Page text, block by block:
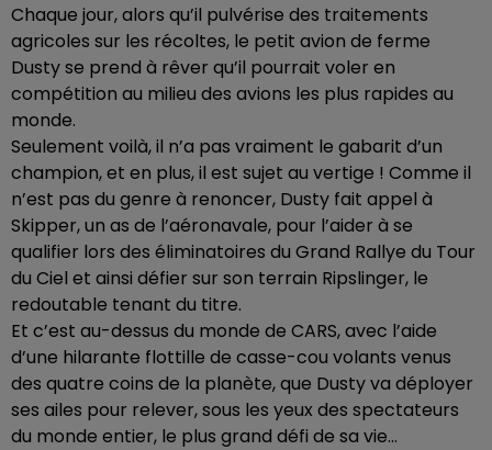
Chaque jour, alors qu’il pulvérise des traitements
agricoles sur les récoltes, le petit avion de ferme
Dusty se prend à rêver qu’il pourrait voler en
compétition au milieu des avions les plus rapides au
monde.
Seulement voilà, il n’a pas vraiment le gabarit d’un
champion, et en plus, il est sujet au vertige ! Comme il
n’est pas du genre à renoncer, Dusty fait appel à
Skipper, un as de l’aéronavale, pour l’aider à se
qualifier lors des éliminatoires du Grand Rallye du Tour
du Ciel et ainsi défier sur son terrain Ripslinger, le
redoutable tenant du titre.
Et c’est au-dessus du monde de CARS, avec l’aide
d’une hilarante flottille de casse-cou volants venus
des quatre coins de la planète, que Dusty va déployer
ses ailes pour relever, sous les yeux des spectateurs
du monde entier, le plus grand défi de sa vie...